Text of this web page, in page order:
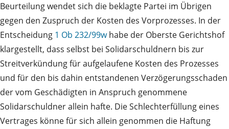
Beurteilung wendet sich die beklagte Partei im Übrigen
gegen den Zuspruch der Kosten des Vorprozesses. In der
Entscheidung 1 Ob 232/99whabe der Oberste Gerichtshof
klargestellt, dass selbst bei Solidarschuldnern bis zur
Streitverkündung für aufgelaufene Kosten des Prozesses
und für den bis dahin entstandenen Verzögerungsschaden
der vom Geschädigten in Anspruch genommene
Solidarschuldner allein hafte. Die Schlechterfüllung eines
Vertrages könne für sich allein genommen die Haftung